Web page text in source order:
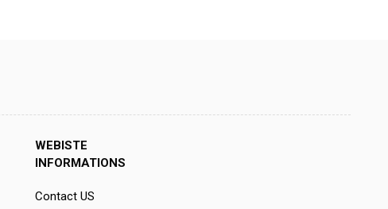
WEBISTE
INFORMATIONS
Contact US